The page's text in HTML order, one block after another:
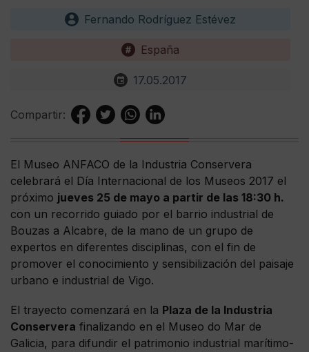
Fernando Rodríguez Estévez
España
17.05.2017
Compartir:
El Museo ANFACO de la Industria Conservera
celebrará el Día Internacional de los Museos 2017 el
próximo jueves 25 de mayo a partir de las 18:30 h.
con un recorrido guiado por el barrio industrial de
Bouzas a Alcabre, de la mano de un grupo de
expertos en diferentes disciplinas, con el fin de
promover el conocimiento y sensibilización del paisaje
urbano e industrial de Vigo.
El trayecto comenzará en la Plaza de la Industria
Conservera finalizando en el Museo do Mar de
Galicia, para difundir el patrimonio industrial marítimo-